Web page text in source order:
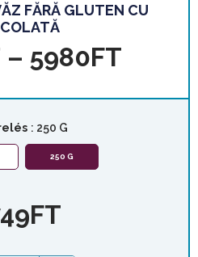
FĂRĂ GLUTEN CU
– 5980FT
: 250 G
250 G
FT